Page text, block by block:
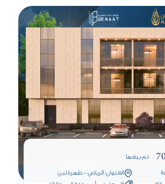
تم بيعها
العنوان: الرياض - ظهرة لبن